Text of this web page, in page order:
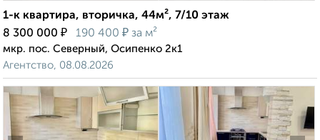
1-к квартира, вторичка, 44м², 7/10 этаж
8 300 000 ₽ 190 400 ₽ за м²
мкр. пос. Северный, Осипенко 2к1
Агентство, 08.08.2026